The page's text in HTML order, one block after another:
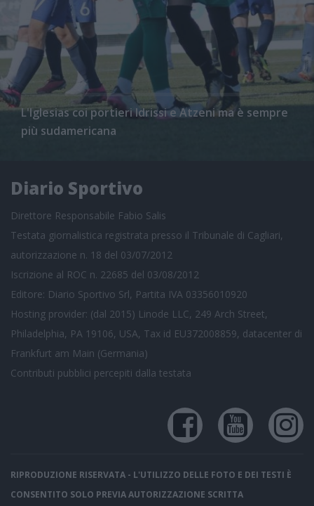
L'Iglesias coi portieri Idrissi e Atzeni ma è sempre
più sudamericana
Diario Sportivo
Direttore Responsabile Fabio Salis
Testata giornalistica registrata presso il Tribunale di Cagliari,
autorizzazione n. 18 del 03/07/2012
Iscrizione al ROC n. 22685 del 03/08/2012
Editore: Diario Sportivo Srl, Partita IVA 03356010920
Hosting provider: (dal 2015) Linode LLC, 249 Arch Street,
Philadelphia, PA 19106, USA, Tax id EU372008859, datacenter di
Frankfurt am Main (Germania)
Contributi pubblici percepiti dalla testata
RIPRODUZIONE RISERVATA - L'UTILIZZO DELLE FOTO E DEI TESTI È
CONSENTITO SOLO PREVIA AUTORIZZAZIONE SCRITTA